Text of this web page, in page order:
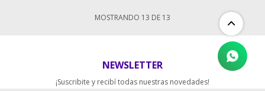
MOSTRANDO 13 DE 13
NEWSLETTER
¡Suscribite y recibí todas nuestras novedades!